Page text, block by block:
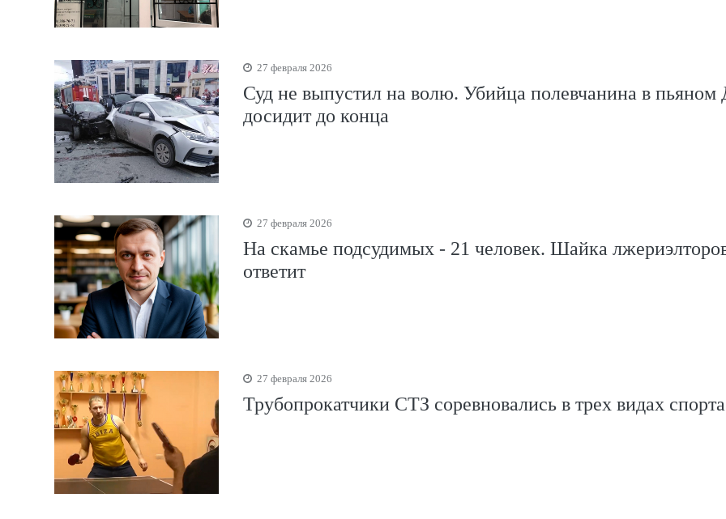
27 февраля 2026
Суд не выпустил на волю. Убийца полевчанина в
досидит до конца
27 февраля 2026
На скамье подсудимых - 21 человек. Шайка
ответит
27 февраля 2026
Трубопрокатчики СТЗ соревновались в трех видах спорта